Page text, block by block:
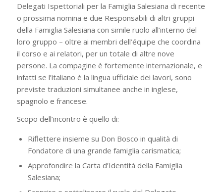
Delegati Ispettoriali per la Famiglia Salesiana di recente
o prossima nomina e due Responsabili di altri gruppi
della Famiglia Salesiana con simile ruolo all’interno del
loro gruppo – oltre ai membri dell’équipe che coordina
il corso e ai relatori, per un totale di altre nove
persone. La compagine è fortemente internazionale, e
infatti se l’italiano è la lingua ufficiale dei lavori, sono
previste traduzioni simultanee anche in inglese,
spagnolo e francese.
Scopo dell’incontro è quello di:
Riflettere insieme su Don Bosco in qualità di
Fondatore di una grande famiglia carismatica;
Approfondire la Carta d’Identità della Famiglia
Salesiana;